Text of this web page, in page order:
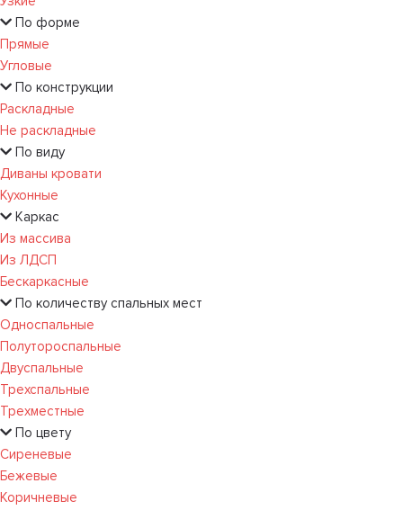
По форме
Прямые
Угловые
По конструкции
Раскладные
Не раскладные
По виду
Диваны кровати
Кухонные
Каркас
Из массива
Из ЛДСП
Бескаркасные
По количеству спальных мест
Односпальные
Полутороспальные
Двуспальные
Трехспальные
Трехместные
По цвету
Сиреневые
Бежевые
Коричневые